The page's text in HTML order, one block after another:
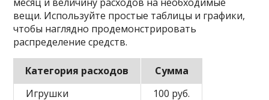
вещи. Используйте простые таблицы и графики,
чтобы наглядно продемонстрировать
распределение средств.
Категория расходов
Сумма
Игрушки
100 руб.